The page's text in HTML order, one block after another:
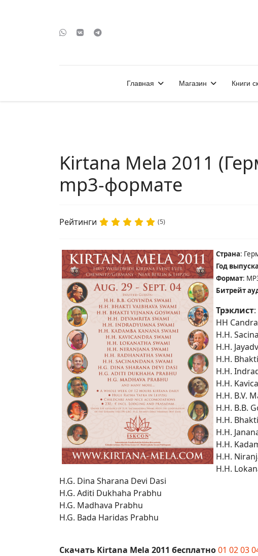
Главная Магазин Книги
Kirtana Mela 2011
mp3-формате
Рейтинги (5)
Страна:
Год выпуска
Формат:
Битрейт
Трэклист
HH
H.H.
H.H.
H.H.
H.H.
H.H.
H.H. B.V.
H.H. B.B.
H.H.
H.H.
H.H.
H.H.
H.H.
H.G. Dina Sharana Devi Dasi
H.G. Aditi Dukhaha Prabhu
H.G. Madhava Prabhu
H.G. Bada Haridas Prabhu
Скачать Kirtana Mela 2011 бесплатно01 0203